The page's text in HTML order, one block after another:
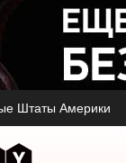
Штаты Америки